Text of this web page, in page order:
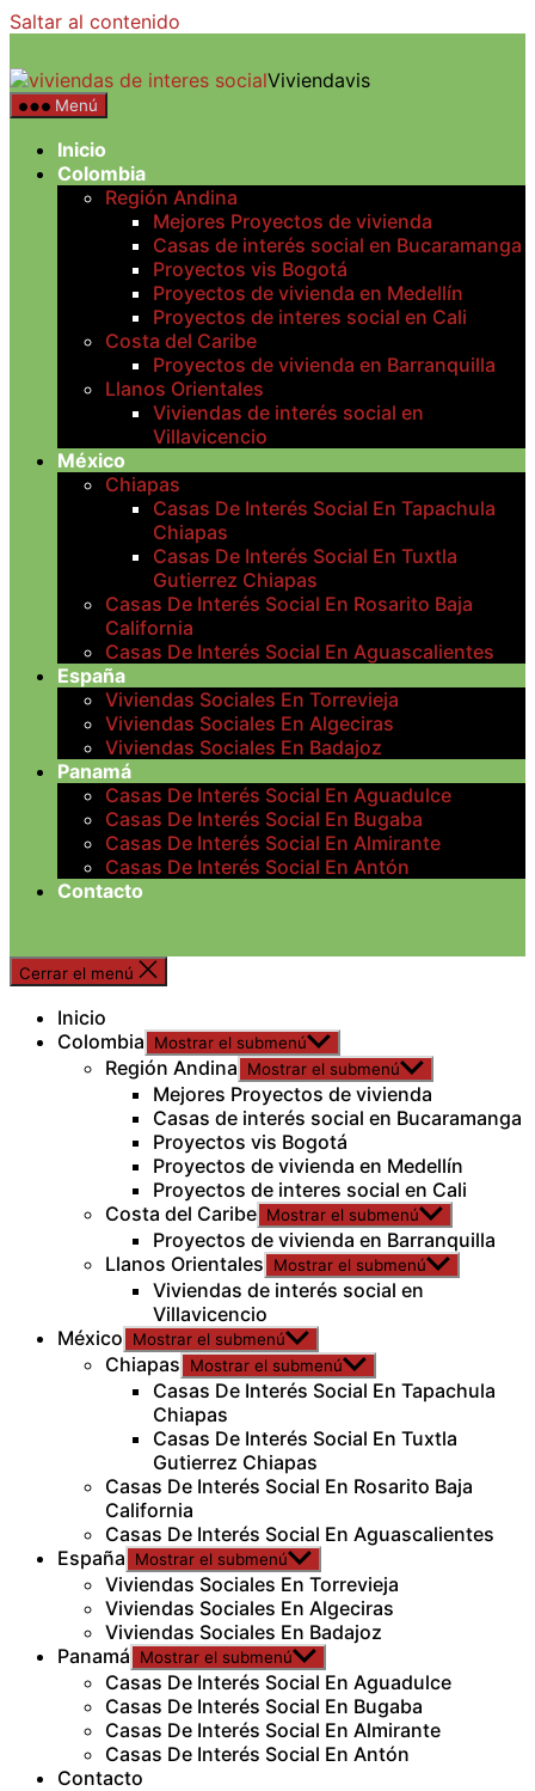
Saltar al contenido
Viviendavis
Menú
Inicio
Colombia
Región Andina
Mejores Proyectos de vivienda
Casas de interés social en Bucaramanga
Proyectos vis Bogotá
Proyectos de vivienda en Medellín
Proyectos de interes social en Cali
Costa del Caribe
Proyectos de vivienda en Barranquilla
Llanos Orientales
Viviendas de interés social en
Villavicencio
México
Chiapas
Casas De Interés Social En Tapachula
Chiapas
Casas De Interés Social En Tuxtla
Gutierrez Chiapas
Casas De Interés Social En Rosarito Baja
California
Casas De Interés Social En Aguascalientes
España
Viviendas Sociales En Torrevieja
Viviendas Sociales En Algeciras
Viviendas Sociales En Badajoz
Panamá
Casas De Interés Social En Aguadulce
Casas De Interés Social En Bugaba
Casas De Interés Social En Almirante
Casas De Interés Social En Antón
Contacto
Cerrar el menú
Inicio
Colombia
Mostrar el submenú
Región Andina Mostrar el submenú
Mejores Proyectos de vivienda
Casas de interés social en Bucaramanga
Proyectos vis Bogotá
Proyectos de vivienda en Medellín
Proyectos de interes social en Cali
Costa del Caribe Mostrar el submenú
Proyectos de vivienda en Barranquilla
Llanos Orientales
Mostrar el submenú
Viviendas de interés social en
Villavicencio
México
Mostrar el submenú
Chiapas Mostrar el submenú
Casas De Interés Social En Tapachula
Chiapas
Casas De Interés Social En Tuxtla
Gutierrez Chiapas
Casas De Interés Social En Rosarito Baja
California
Casas De Interés Social En Aguascalientes
España
Mostrar el submenú
Viviendas Sociales En Torrevieja
Viviendas Sociales En Algeciras
Viviendas Sociales En Badajoz
Panamá
Mostrar el submenú
Casas De Interés Social En Aguadulce
Casas De Interés Social En Bugaba
Casas De Interés Social En Almirante
Casas De Interés Social En Antón
Contacto